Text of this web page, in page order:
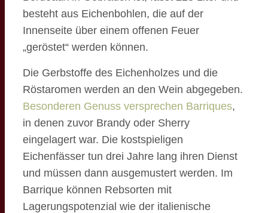
besteht aus Eichenbohlen, die auf der
Innenseite über einem offenen Feuer
„geröstet“ werden können.
Die Gerbstoffe des Eichenholzes und die
Röstaromen werden an den Wein abgegeben.
Besonderen Genuss versprechen Barriques,
in denen zuvor Brandy oder Sherry
eingelagert war. Die kostspieligen
Eichenfässer tun drei Jahre lang ihren Dienst
und müssen dann ausgemustert werden. Im
Barrique können Rebsorten mit
Lagerungspotenzial wie der italienische